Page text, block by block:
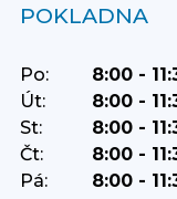
POKLADNA
Po:
8:00 -
Út:
8:00 -
St:
8:00 -
Čt:
8:00 -
Pá:
8:00 -